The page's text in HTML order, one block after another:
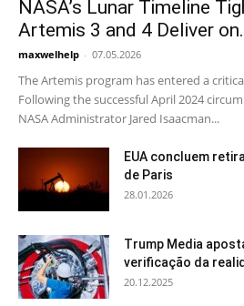
NASA’s Lunar Timeline
Artemis 3 and 4 Deliver
maxwelhelp - 07.05.2026
The Artemis program has entered a
Following the successful April 2024
NASA Administrator Jared Isaacman...
EUA concluem
de Paris
28.01.2026
Trump Media
verificação da
20.12.2025